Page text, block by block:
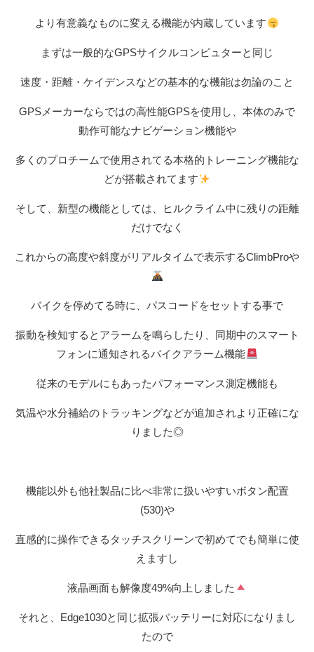
より有意義なものに変える機能が内蔵しています
まずは一般的なGPSサイクルコンピュターと同じ
速度・距離・ケイデンスなどの基本的な機能は勿論のこと
GPSメーカーならではの高性能GPSを使用し、本体のみで
動作可能なナビゲーション機能や
多くのプロチームで使用されてる本格的トレーニング機能な
どが搭載されてます
そして、新型の機能としては、ヒルクライム中に残りの距離
だけでなく
これからの高度や斜度がリアルタイムで表示するClimbProや
バイクを停めてる時に、パスコードをセットする事で
振動を検知するとアラームを鳴らしたり、同期中のスマート
フォンに通知されるバイクアラーム機能
従来のモデルにもあったパフォーマンス測定機能も
気温や水分補給のトラッキングなどが追加されより正確にな
りました◎
機能以外も他社製品に比べ非常に扱いやすいボタン配置
(530)や
直感的に操作できるタッチスクリーンで初めてでも簡単に使
えますし
液晶画面も解像度49%向上しました
それと、Edge1030と同じ拡張バッテリーに対応になりまし
たので